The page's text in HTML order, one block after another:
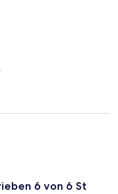
6 von 6 St